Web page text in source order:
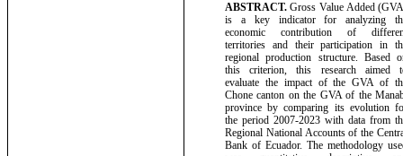
ABSTRACT.Gross Value Added
is a key indicator for analyzing
economic contribution of
territories and their participation in
regional production structure. Based
this criterion, this research aimed
evaluate the impact of the GVA of
Chone canton on the GVA of the
province by comparing its evolution
the period 2007-2023 with data from
Regional National Accounts of the
Bank of Ecuador. The methodology